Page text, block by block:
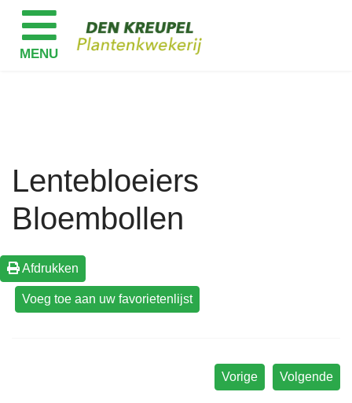
Lentebloeiers
Bloembollen
Afdrukken
Volgende
Vorige